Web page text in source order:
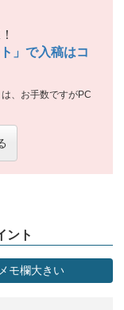
」で入稿はコ
、お手数ですがPC
ント
メモ欄大きい